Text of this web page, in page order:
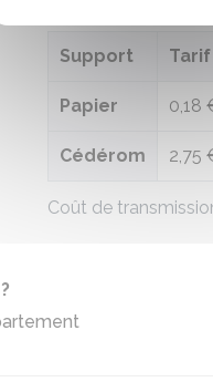
Coût de
Support
Papier 0,18
Cédérom 2,75